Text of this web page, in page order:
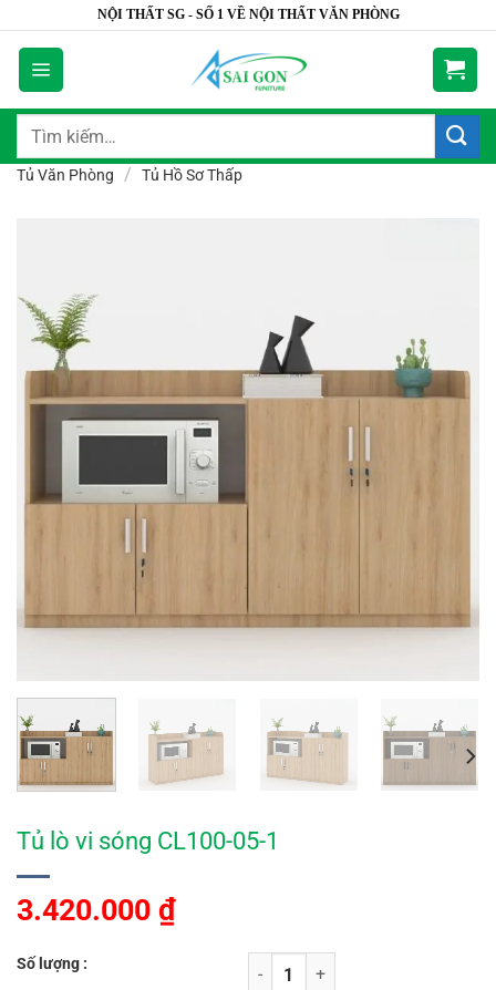
dung
NỘI THẤT SG - SỐ 1 VỀ NỘI THẤT VĂN PHÒNG
Tìm
Tủ Văn Phòng / Tủ Hồ Sơ Thấp
Tủ lò vi sóng CL100-05-1
3.420.000 ₫
Số lượng : Tủ lò vi sóng CL100-05-1 số lượng